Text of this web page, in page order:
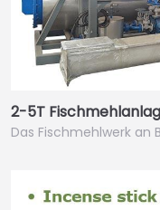
2-5T
Das Fischmehlwerk an